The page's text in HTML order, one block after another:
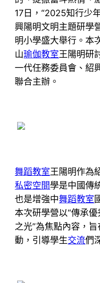
17日，“2025知行少
興陽明文明主題研學
明小學盛大舉行。本
山瑜伽教室王陽明研
一代任務委員會、紹
聯合主辦。
舞蹈教室王陽明作為
私密空間學是中國傳
也是增強中舞蹈教室
本次研學營以“傳承
之光”為焦點內容，
動，引導學生交流們